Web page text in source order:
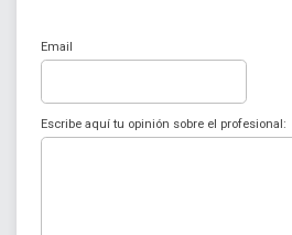
Email
Escribe aquí tu opinión sobre el profesional: